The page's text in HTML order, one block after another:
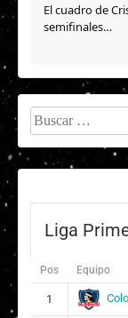
El cuadro de
semifinales…
Buscar:
Liga
Pos Equipo
1